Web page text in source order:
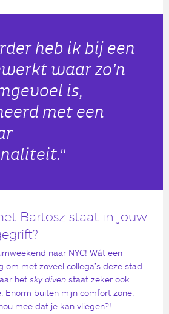
heb ik bij een
waar zo’n
is,
met een
Bartosz staat in jouw
naar NYC! Wát een
om met zoveel collega’s deze stad
het sky diven staat zeker ook
Enorm buiten mijn comfort zone,
mee dat je kan vliegen?!